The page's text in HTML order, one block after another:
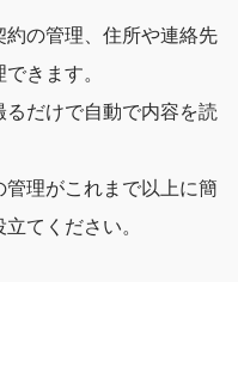
約の管理、住所や連絡先
きます。
だけで自動で内容を読
管理がこれまで以上に簡
てください。